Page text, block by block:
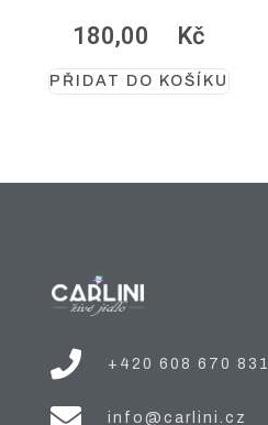
180,00 Kč
PŘIDAT DO KOŠÍKU
+420 608 670 831
info@carlini.cz